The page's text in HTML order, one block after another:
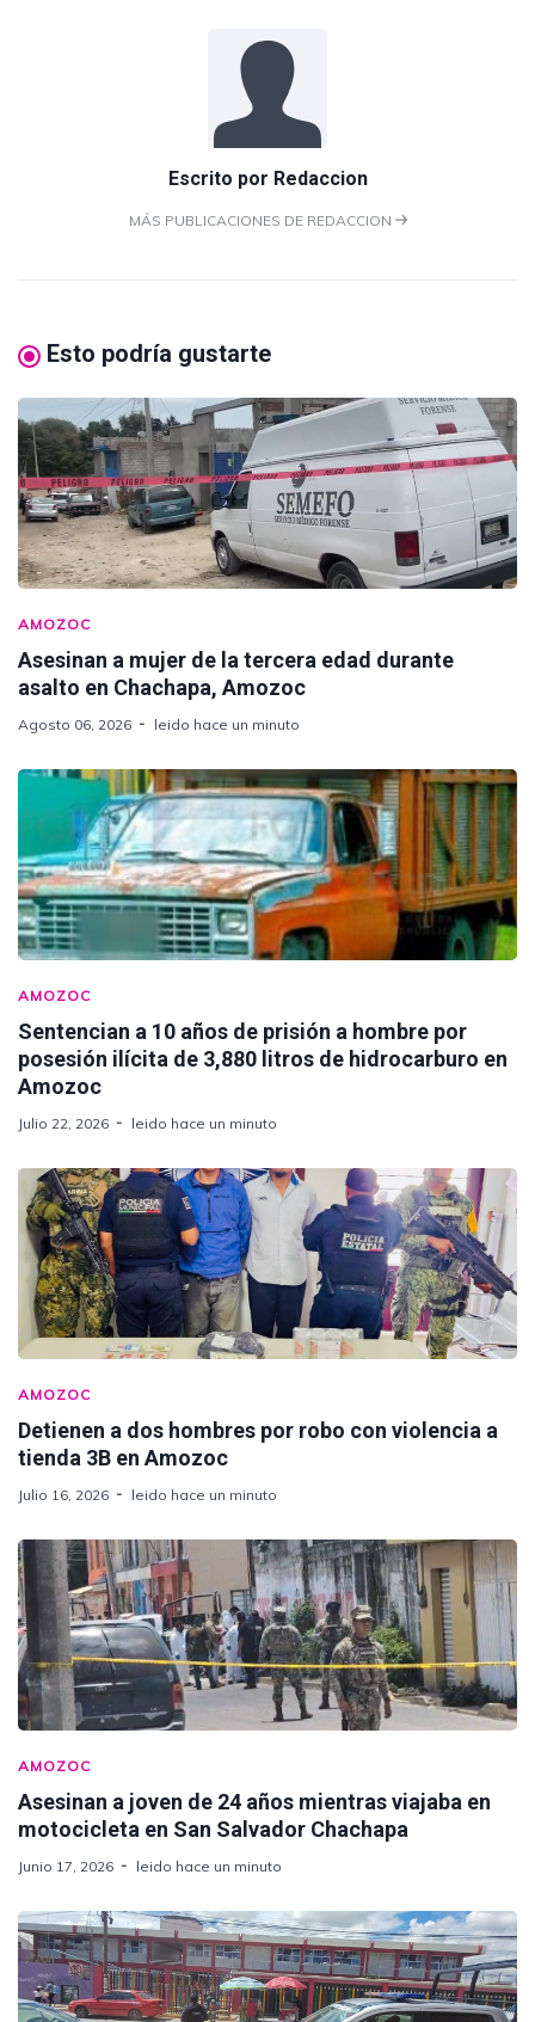
Escrito por Redaccion
MÁS PUBLICACIONES DE REDACCION
Esto podría gustarte
AMOZOC
Asesinan a mujer de la tercera edad durante
asalto en Chachapa, Amozoc
Agosto 06, 2026 leido hace un minuto
AMOZOC
Sentencian a 10 años de prisión a hombre por
posesión ilícita de 3,880 litros de hidrocarburo en
Amozoc
Julio 22, 2026 leido hace un minuto
AMOZOC
Detienen a dos hombres por robo con violencia a
tienda 3B en Amozoc
Julio 16, 2026 leido hace un minuto
AMOZOC
Asesinan a joven de 24 años mientras viajaba en
motocicleta en San Salvador Chachapa
Junio 17, 2026 leido hace un minuto